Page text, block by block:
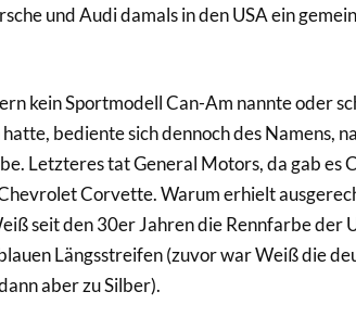
und Audi damals in den USA ein
kein Sportmodell Can-Am nannte oder
bediente sich dennoch des Namens,
Letzteres tat General Motors, da gab es
Corvette. Warum erhielt
seit den 30er Jahren die Rennfarbe der
Längsstreifen (zuvor war Weiß die
aber zu Silber).